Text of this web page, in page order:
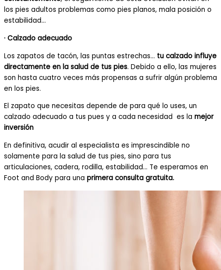
los pies adultos problemas como pies planos, mala posición o
estabilidad…
· Calzado adecuado
Los zapatos de tacón, las puntas estrechas… tu calzado influye
directamente en la salud de tus pies. Debido a ello, las mujeres
son hasta cuatro veces más propensas a sufrir algún problema
en los pies.
El zapato que necesitas depende de para qué lo uses, un
calzado adecuado a tus pues y a cada necesidad es la mejor
inversión
En definitiva, acudir al especialista es imprescindible no
solamente para la salud de tus pies, sino para tus
articulaciones, cadera, rodilla, estabilidad… Te esperamos en
Foot and Body para una primera consulta gratuita.